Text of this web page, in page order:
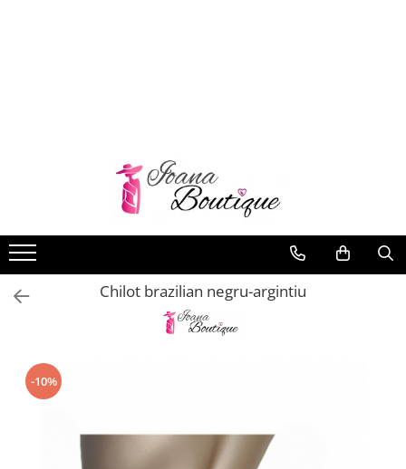
Chiloti clasici
Chiloti tanga
Compleuri & body-uri
Maiouri dama
Chilot brazilian negru-argintiu
-10%